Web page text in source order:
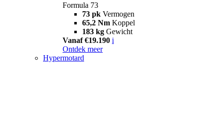
Formula 73
73 pk Vermogen
65,2 Nm Koppel
183 kg Gewicht
Vanaf €19.190 i
Ontdek meer
Hypermotard